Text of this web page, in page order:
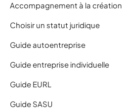
Accompagnement à la création
Choisir un statut juridique
Guide autoentreprise
Guide entreprise individuelle
Guide EURL
Guide SASU